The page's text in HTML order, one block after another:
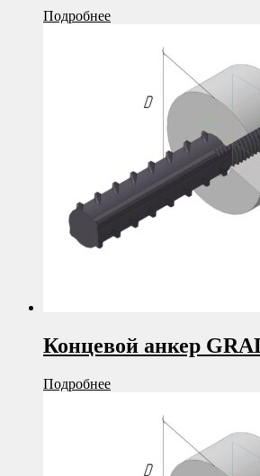
Подробнее
Концевой анкер
Подробнее